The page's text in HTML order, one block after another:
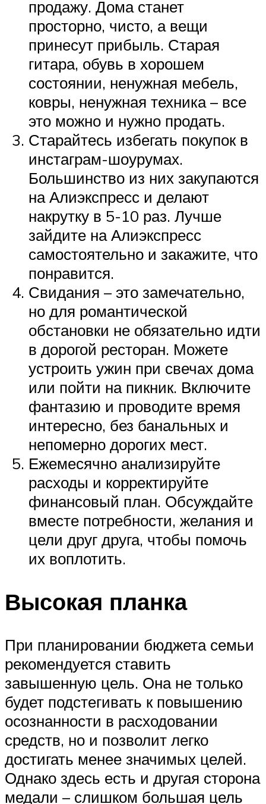
продажу. Дома станет
просторно, чисто, а вещи
принесут прибыль. Старая
гитара, обувь в хорошем
состоянии, ненужная мебель,
ковры, ненужная техника – все
это можно и нужно продать.
Старайтесь избегать покупок в
инстаграм-шоурумах.
Большинство из них закупаются
на Алиэкспресс и делают
накрутку в 5-10 раз. Лучше
зайдите на Алиэкспресс
самостоятельно и закажите, что
понравится.
Свидания – это замечательно,
но для романтической
обстановки не обязательно идти
в дорогой ресторан. Можете
устроить ужин при свечах дома
или пойти на пикник. Включите
фантазию и проводите время
интересно, без банальных и
непомерно дорогих мест.
Ежемесячно анализируйте
расходы и корректируйте
финансовый план. Обсуждайте
вместе потребности, желания и
цели друг друга, чтобы помочь
их воплотить.
Высокая планка
При планировании бюджета семьи
рекомендуется ставить
завышенную цель. Она не только
будет подстегивать к повышению
осознанности в расходовании
средств, но и позволит легко
достигать менее значимых целей.
Однако здесь есть и другая сторона
медали – слишком большая цель